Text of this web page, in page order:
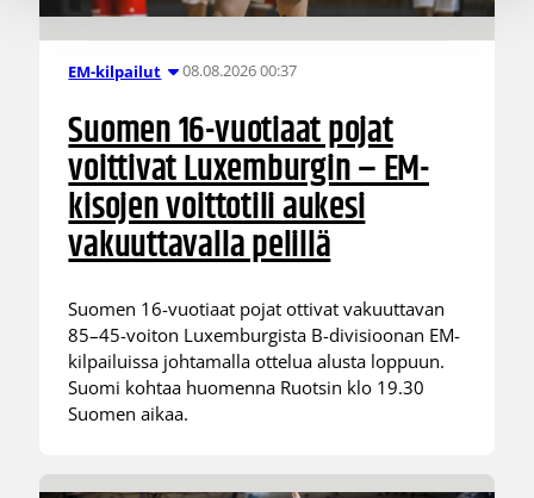
EM-kilpailut 08.08.2026 00:37
Suomen 16-vuotiaat pojat
voittivat Luxemburgin – EM-
kisojen voittotili aukesi
vakuuttavalla pelillä
Suomen 16-vuotiaat pojat ottivat vakuuttavan
85–45-voiton Luxemburgista B-divisioonan EM-
kilpailuissa johtamalla ottelua alusta loppuun.
Suomi kohtaa huomenna Ruotsin klo 19.30
Suomen aikaa.